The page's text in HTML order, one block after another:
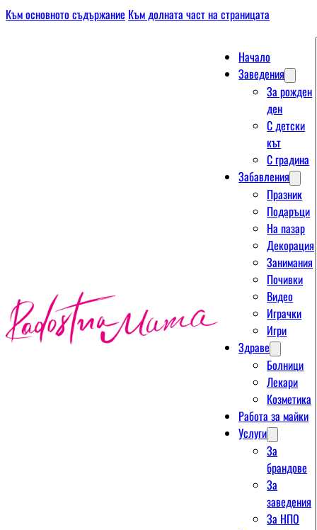
Към основното съдържание Към долната част на страницата
Начало
Заведения
За рожден
ден
С детски
кът
С градина
Забавления
Празник
Подаръци
На пазар
Декорация
Занимания
Почивки
Видео
Играчки
Игри
Здраве
Болници
Лекари
Козметика
Работа за майки
Услуги
За
брандове
За
заведения
За НПО